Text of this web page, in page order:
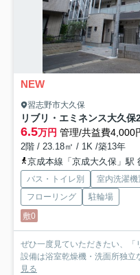
NEW
習志野市大久保
リブリ・エミネンス大久保
6.5万円 管理/共益費4,000
2階 / 23.18㎡ / 1K /築13年
京成本線「京成大久保」駅
バス・トイレ別 室内洗濯機
フローリング
駐輪場
敷0
ぜひ一度見ていただきたい、「
設備は浴室乾燥機・洗面所独立
見る